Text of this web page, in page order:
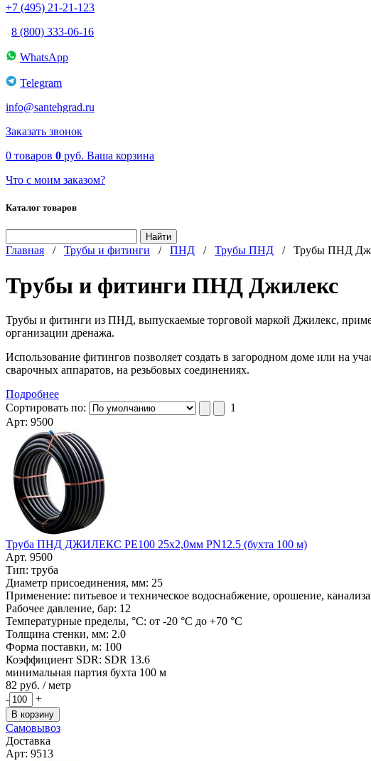
+7 (495) 21-21-123
8 (800) 333-06-16
WhatsApp
Telegram
info@santehgrad.ru
Заказать звонок
0 товаров 0 руб. Ваша корзина
Что с моим заказом?
Каталог товаров
Главная / Трубы и фитинги / ПНД / Трубы ПНД / Трубы ПНД
Трубы и фитинги ПНД Джилекс
Трубы и фитинги из ПНД, выпускаемые торговой маркой Джилекс,
организации дренажа.
Использование фитингов позволяет создать в загородном доме или на
сварочных аппаратов, на резьбовых соединениях.
Подробнее
Сортировать по:
1
Арт: 9500
Труба ПНД ДЖИЛЕКС РЕ100 25х2,0мм PN12.5 (бухта 100 м)
Арт. 9500
Тип: труба
Диаметр присоединения, мм: 25
Применение: питьевое и техническое водоснабжение, орошение,
Рабочее давление, бар: 12
Температурные пределы, °C: от -20 °C до +70 °C
Толщина стенки, мм: 2.0
Форма поставки, м: 100
Коэффициент SDR: SDR 13.6
минимальная партия бухта 100 м
82 руб. / метр
-
+
В корзину
Самовывоз
Доставка
Арт: 9513